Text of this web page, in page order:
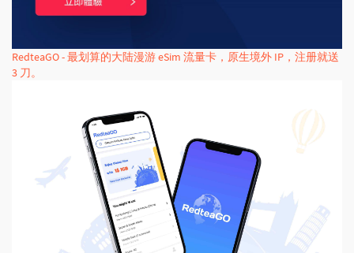
RedteaGO - 最划算的大陆漫游 eSim 流量卡，原生境外 IP，注册就送
3 刀。